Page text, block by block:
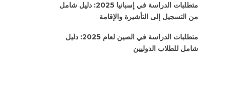
متطلبات الدراسة في إسبانيا 2025: دليل شامل
من التسجيل إلى التأشيرة والإقامة
متطلبات الدراسة في الصين لعام 2025: دليل
شامل للطلاب الدوليين